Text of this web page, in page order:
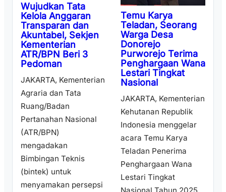
Wujudkan Tata
Kelola Anggaran
Transparan dan
Akuntabel, Sekjen
Kementerian
ATR/BPN Beri 3
Pedoman
JAKARTA, Kementerian
Agraria dan Tata
Ruang/Badan
Pertanahan Nasional
(ATR/BPN)
mengadakan
Bimbingan Teknis
(bintek) untuk
menyamakan persepsi
Temu Karya
Teladan, Seorang
Warga Desa
Donorejo
Purworejo Terima
Penghargaan Wana
Lestari Tingkat
Nasional
JAKARTA, Kementerian
Kehutanan Republik
Indonesia menggelar
acara Temu Karya
Teladan Penerima
Penghargaan Wana
Lestari Tingkat